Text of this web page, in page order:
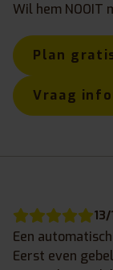
Wil hem NOOIT
Plan
Vraag
Een
Eerst even